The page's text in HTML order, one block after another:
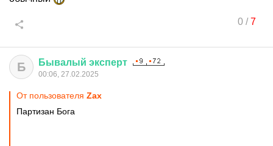
0/7
Б Бывалый эксперт
00:06, 27.02.2025
От пользователя Zax
Партизан Бога